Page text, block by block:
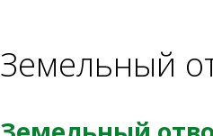
Земельный